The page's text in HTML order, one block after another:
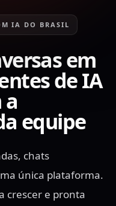
IA DO BRASIL
em
de IA
equipe
chats
única plataforma.
crescer e pronta